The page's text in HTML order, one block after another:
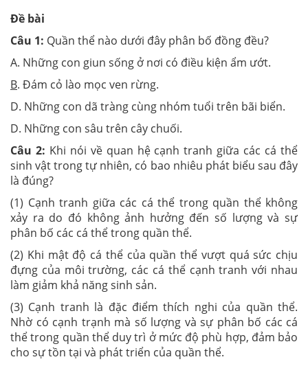
Đề bài
Câu 1: Quần thể nào dưới đây phân bố đồng đều?
A. Những con giun sống ở nơi có điều kiện ẩm ướt.
B. Đám cỏ lào mọc ven rừng.
D. Những con dã tràng cùng nhóm tuổi trên bãi biển.
D. Những con sâu trên cây chuối.
Câu 2: Khi nói về quan hệ cạnh tranh giữa các cá thể
sinh vật trong tự nhiên, có bao nhiêu phát biểu sau đây
là đúng?
(1) Cạnh tranh giữa các cá thể trong quần thể không
xảy ra do đó không ảnh hưởng đến số lượng và sự
phân bố các cá thể trong quần thể.
(2) Khi mật độ cá thể của quần thể vượt quá sức chịu
đựng của môi trường, các cá thể cạnh tranh với nhau
làm giảm khả năng sinh sản.
(3) Cạnh tranh là đặc điểm thích nghi của quần thể.
Nhờ có cạnh trạnh mà số lượng và sự phân bố các cá
thể trong quần thể duy trì ở mức độ phù hợp, đảm bảo
cho sự tồn tại và phát triển của quần thể.